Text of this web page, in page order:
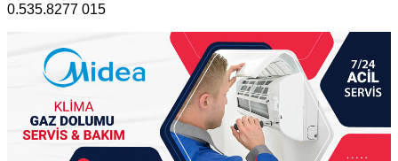
0.535.8277 015